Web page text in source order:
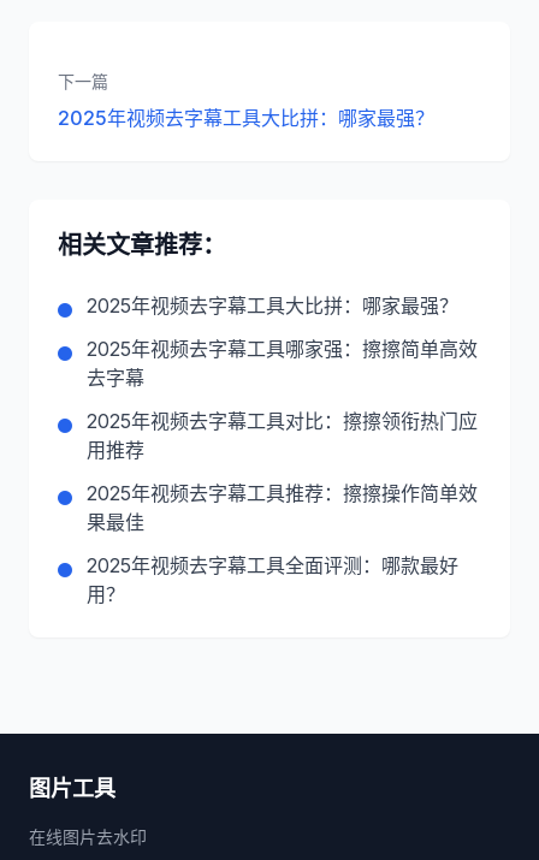
下一篇
2025年视频去字幕工具大比拼：哪家最强？
相关文章推荐：
2025年视频去字幕工具大比拼：哪家最强？
2025年视频去字幕工具哪家强：擦擦简单高效
去字幕
2025年视频去字幕工具对比：擦擦领衔热门应
用推荐
2025年视频去字幕工具推荐：擦擦操作简单效
果最佳
2025年视频去字幕工具全面评测：哪款最好
用？
图片工具
在线图片去水印